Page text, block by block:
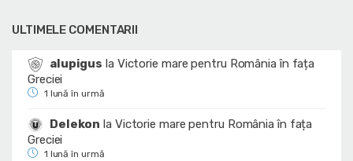
ULTIMELE COMENTARII
alupigus la Victorie mare pentru România în fața
Greciei
1 lună în urmă
Delekon la Victorie mare pentru România în fața
Greciei
1 lună în urmă